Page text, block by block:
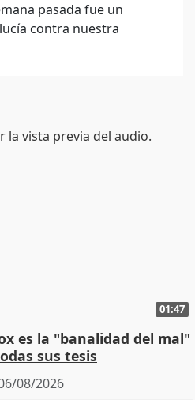
pasada fue un
contra nuestra
01:47
es la "banalidad del mal"
sus tesis
08/2026